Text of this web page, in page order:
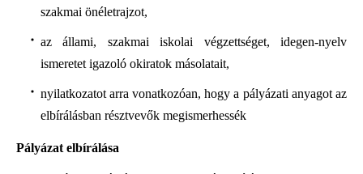
szakmai önéletrajzot,
az állami, szakmai iskolai végzettséget, idegen-nyelv
ismeretet igazoló okiratok másolatait,
nyilatkozatot arra vonatkozóan, hogy a pályázati anyagot az
elbírálásban résztvevők megismerhessék
Pályázat elbírálása